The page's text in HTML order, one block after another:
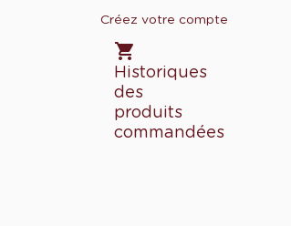
Créez votre compte

Historiques
des
produits
commandées